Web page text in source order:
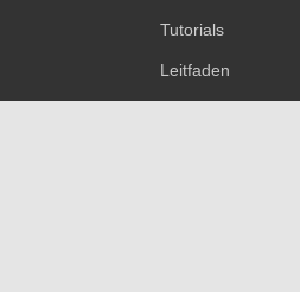
Tutorials
Leitfaden